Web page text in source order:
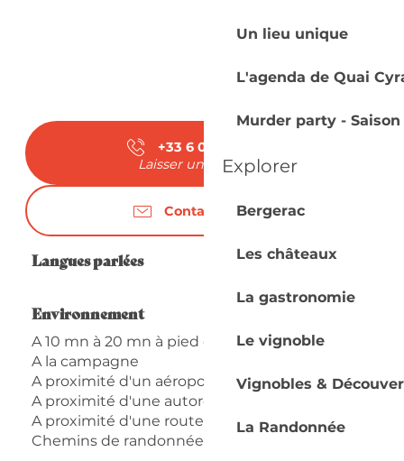
Un lieu unique
L'agenda de Quai
Murder party - Saison
Explorer
Bergerac
Les châteaux
La gastronomie
Le vignoble
Vignobles &
La Randonnée
+33 6 03 22 87
Laisser un message
Contactez-nous
Langues parlées
Langues parlées
Environnement
Environnement
A 10 mn à 20 mn à pied de la gare
A la campagne
A proximité d'un aéroport
A proximité d'une autoroute
A proximité d'une route nationale
Chemins de randonnée